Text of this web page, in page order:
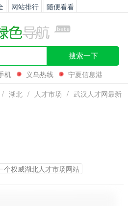
网站排行 随便看看
搜索一下
机 义乌热线
宁夏信息港
/ 湖北 / 人才市场 / 武汉人才网最新
个权威湖北人才市场网站